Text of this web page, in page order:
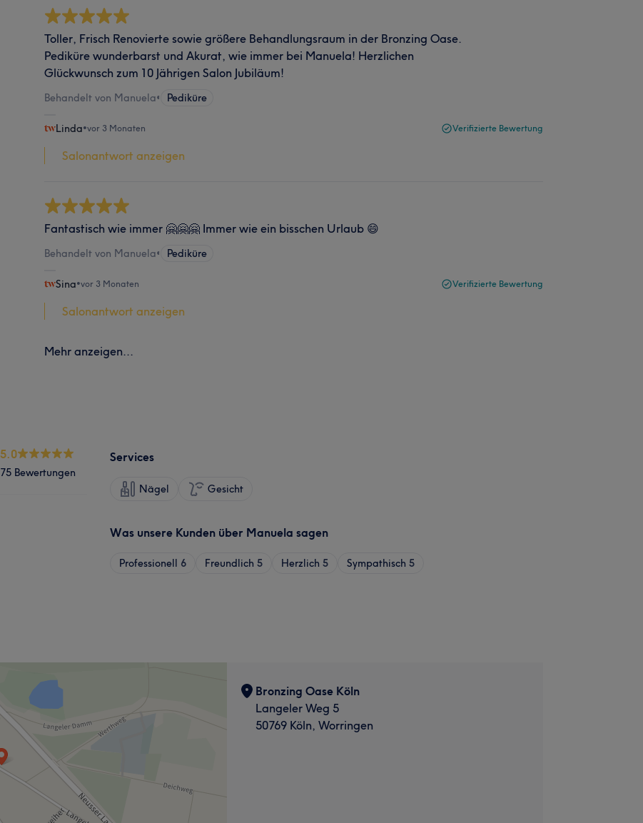
Toller, Frisch Renovierte sowie größere Behandlungsraum in der Bronzing Oase.
Pediküre wunderbarst und Akurat, wie immer bei Manuela! Herzlichen
Glückwunsch zum 10 Jährigen Salon Jubiläum!
Behandelt von Manuela• Pediküre
Linda•vor 3 Monaten Verifizierte Bewertung
Salonantwort anzeigen
Fantastisch wie immer 🤗🤗🤗 Immer wie ein bisschen Urlaub 😄
Behandelt von Manuela• Pediküre
Sina•vor 3 Monaten Verifizierte Bewertung
Salonantwort anzeigen
Mehr anzeigen...
5.0
75 Bewertungen
Services
Nägel Gesicht
Was unsere Kunden über Manuela sagen
Professionell 6 Freundlich 5 Herzlich 5 Sympathisch 5
Bronzing Oase Köln
Langeler Weg 5
50769 Köln, Worringen